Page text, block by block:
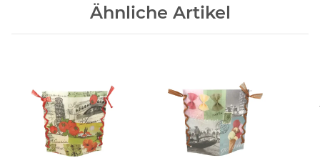
Ähnliche Artikel